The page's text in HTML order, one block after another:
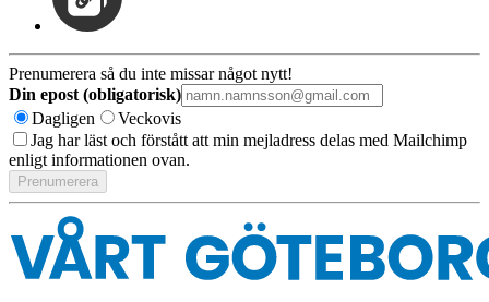
Prenumerera så du inte missar något nytt!
Din epost (obligatorisk)
Dagligen
Veckovis
Jag har läst och förstått att min mejladress delas med Mailchimp
enligt informationen ovan.